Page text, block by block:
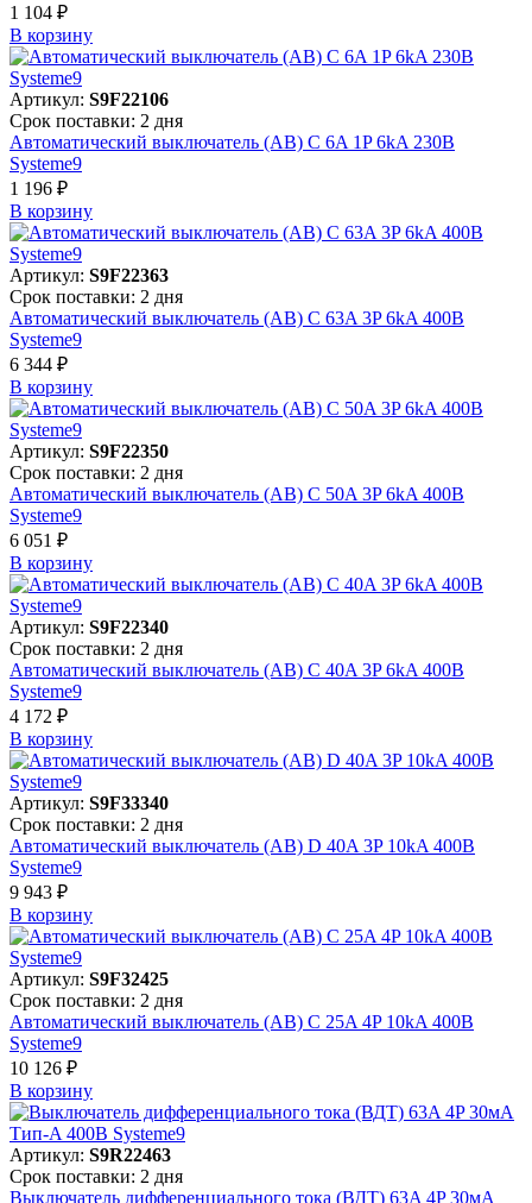
1 104 ₽
В корзинy
Артикул: S9F22106
Срок поставки: 2 дня
Автоматический выключатель (АВ) C 6A 1P 6kA 230В
Systeme9
1 196 ₽
В корзинy
Артикул: S9F22363
Срок поставки: 2 дня
Автоматический выключатель (АВ) C 63A 3P 6kA 400В
Systeme9
6 344 ₽
В корзинy
Артикул: S9F22350
Срок поставки: 2 дня
Автоматический выключатель (АВ) C 50A 3P 6kA 400В
Systeme9
6 051 ₽
В корзинy
Артикул: S9F22340
Срок поставки: 2 дня
Автоматический выключатель (АВ) C 40A 3P 6kA 400В
Systeme9
4 172 ₽
В корзинy
Артикул: S9F33340
Срок поставки: 2 дня
Автоматический выключатель (АВ) D 40A 3P 10kA 400В
Systeme9
9 943 ₽
В корзинy
Артикул: S9F32425
Срок поставки: 2 дня
Автоматический выключатель (АВ) C 25A 4P 10kA 400В
Systeme9
10 126 ₽
В корзинy
Артикул: S9R22463
Срок поставки: 2 дня
Выключатель дифференциального тока (ВДТ) 63A 4P 30мА